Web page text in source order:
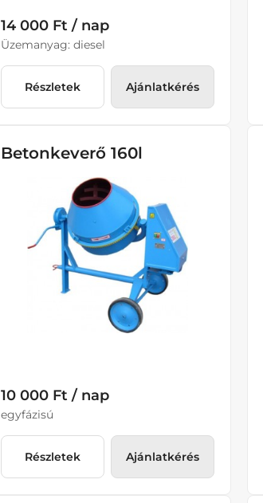
14 000 Ft / nap
Üzemanyag: diesel
Részletek Ajánlatkérés
Betonkeverő 160l
10 000 Ft / nap
egyfázisú
Részletek Ajánlatkérés